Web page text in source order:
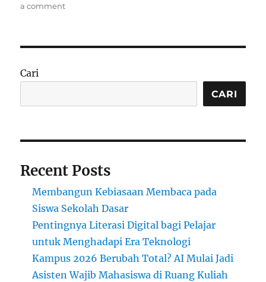
a commenton
Pendidikan
Papua
Cari
CARI
Recent Posts
Membangun Kebiasaan Membaca pada
Siswa Sekolah Dasar
Pentingnya Literasi Digital bagi Pelajar
untuk Menghadapi Era Teknologi
Kampus 2026 Berubah Total? AI Mulai Jadi
Asisten Wajib Mahasiswa di Ruang Kuliah